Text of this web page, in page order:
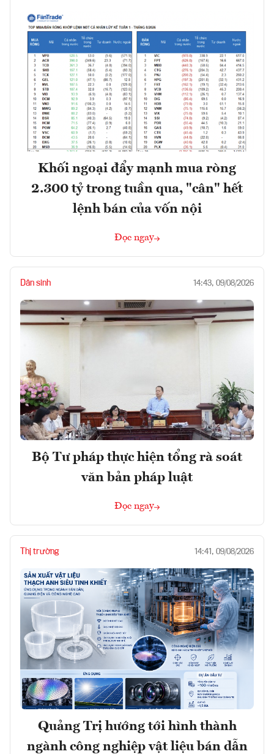
Khối ngoại đẩy mạnh mua ròng
2.300 tỷ trong tuần qua, "cân" hết
lệnh bán của vốn nội
Đọc ngay
Dân sinh 14:43, 09/08/2026
Bộ Tư pháp thực hiện tổng rà soát
văn bản pháp luật
Đọc ngay
Thị trường 14:41, 09/08/2026
Quảng Trị hướng tới hình thành
ngành công nghiệp vật liệu bán dẫn